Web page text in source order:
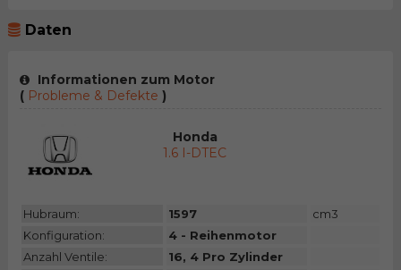
Daten
Informationen zum Motor
(Probleme & Defekte )
Honda
1.6 I-DTEC
Hubraum: 1597
cm3
Konfiguration:
4 - Reihenmotor
Anzahl Ventile:
16, 4 Pro Zylinder